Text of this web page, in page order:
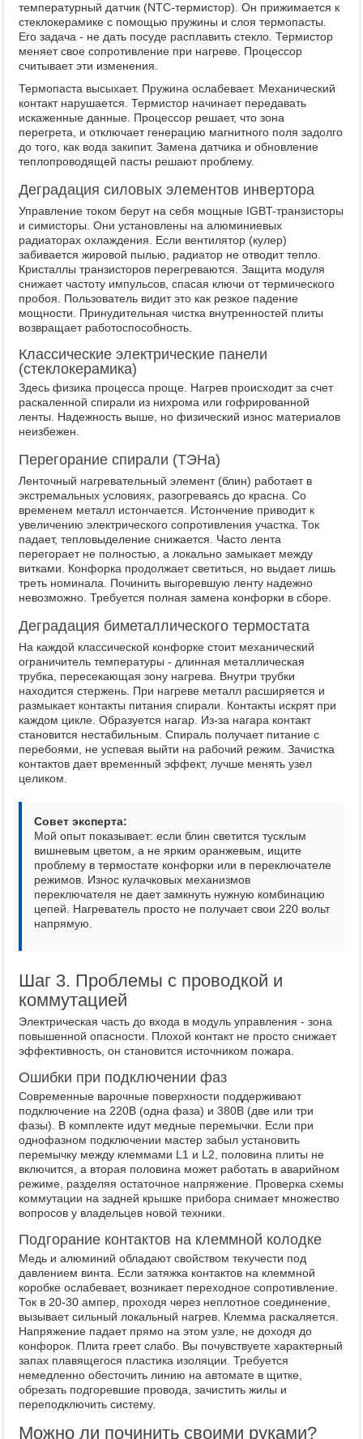
температурный датчик (NTC-термистор). Он прижимается к
стеклокерамике с помощью пружины и слоя термопасты.
Его задача - не дать посуде расплавить стекло. Термистор
меняет свое сопротивление при нагреве. Процессор
считывает эти изменения.
Термопаста высыхает. Пружина ослабевает. Механический
контакт нарушается. Термистор начинает передавать
искаженные данные. Процессор решает, что зона
перегрета, и отключает генерацию магнитного поля задолго
до того, как вода закипит. Замена датчика и обновление
теплопроводящей пасты решают проблему.
Деградация силовых элементов инвертора
Управление током берут на себя мощные IGBT-транзисторы
и симисторы. Они установлены на алюминиевых
радиаторах охлаждения. Если вентилятор (кулер)
забивается жировой пылью, радиатор не отводит тепло.
Кристаллы транзисторов перегреваются. Защита модуля
снижает частоту импульсов, спасая ключи от термического
пробоя. Пользователь видит это как резкое падение
мощности. Принудительная чистка внутренностей плиты
возвращает работоспособность.
Классические электрические панели
(стеклокерамика)
Здесь физика процесса проще. Нагрев происходит за счет
раскаленной спирали из нихрома или гофрированной
ленты. Надежность выше, но физический износ материалов
неизбежен.
Перегорание спирали (ТЭНа)
Ленточный нагревательный элемент (блин) работает в
экстремальных условиях, разогреваясь до красна. Со
временем металл истончается. Истончение приводит к
увеличению электрического сопротивления участка. Ток
падает, тепловыделение снижается. Часто лента
перегорает не полностью, а локально замыкает между
витками. Конфорка продолжает светиться, но выдает лишь
треть номинала. Починить выгоревшую ленту надежно
невозможно. Требуется полная замена конфорки в сборе.
Деградация биметаллического термостата
На каждой классической конфорке стоит механический
ограничитель температуры - длинная металлическая
трубка, пересекающая зону нагрева. Внутри трубки
находится стержень. При нагреве металл расширяется и
размыкает контакты питания спирали. Контакты искрят при
каждом цикле. Образуется нагар. Из-за нагара контакт
становится нестабильным. Спираль получает питание с
перебоями, не успевая выйти на рабочий режим. Зачистка
контактов дает временный эффект, лучше менять узел
целиком.
Совет эксперта:
Мой опыт показывает: если блин светится тусклым
вишневым цветом, а не ярким оранжевым, ищите
проблему в термостате конфорки или в переключателе
режимов. Износ кулачковых механизмов
переключателя не дает замкнуть нужную комбинацию
цепей. Нагреватель просто не получает свои 220 вольт
напрямую.
Шаг 3. Проблемы с проводкой и
коммутацией
Электрическая часть до входа в модуль управления - зона
повышенной опасности. Плохой контакт не просто снижает
эффективность, он становится источником пожара.
Ошибки при подключении фаз
Современные варочные поверхности поддерживают
подключение на 220В (одна фаза) и 380В (две или три
фазы). В комплекте идут медные перемычки. Если при
однофазном подключении мастер забыл установить
перемычку между клеммами L1 и L2, половина плиты не
включится, а вторая половина может работать в аварийном
режиме, разделяя остаточное напряжение. Проверка схемы
коммутации на задней крышке прибора снимает множество
вопросов у владельцев новой техники.
Подгорание контактов на клеммной колодке
Медь и алюминий обладают свойством текучести под
давлением винта. Если затяжка контактов на клеммной
коробке ослабевает, возникает переходное сопротивление.
Ток в 20-30 ампер, проходя через неплотное соединение,
вызывает сильный локальный нагрев. Клемма раскаляется.
Напряжение падает прямо на этом узле, не доходя до
конфорок. Плита греет слабо. Вы почувствуете характерный
запах плавящегося пластика изоляции. Требуется
немедленно обесточить линию на автомате в щитке,
обрезать подгоревшие провода, зачистить жилы и
переподключить систему.
Можно ли починить своими руками?